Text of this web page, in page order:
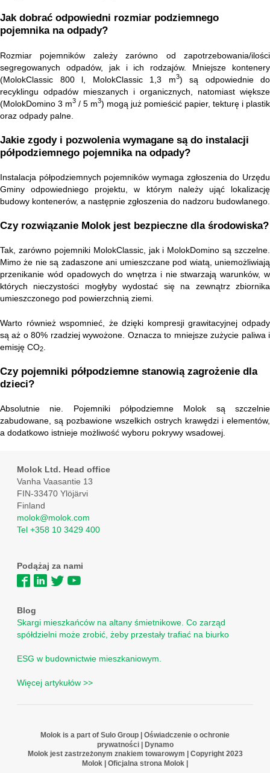
Jak dobrać odpowiedni rozmiar podziemnego
pojemnika na odpady?
Rozmiar pojemników zależy zarówno od zapotrzebowania/ilości
segregowanych odpadów, jak i ich rodzajów. Mniejsze kontenery
(MolokClassic 800 l, MolokClassic 1,3 m3) są odpowiednie do
recyklingu odpadów mieszanych i organicznych, natomiast większe
(MolokDomino 3 m3 / 5 m3) mogą już pomieścić papier, tekturę i plastik
oraz odpady palne.
Jakie zgody i pozwolenia wymagane są do instalacji
półpodziemnego pojemnika na odpady?
Instalacja półpodziemnych pojemników wymaga zgłoszenia do Urzędu
Gminy odpowiedniego projektu, w którym należy ująć lokalizację
budowy kontenerów, a następnie zgłoszenia do nadzoru budowlanego.
Czy rozwiązanie Molok jest bezpieczne dla środowiska?
Tak, zarówno pojemniki MolokClassic, jak i MolokDomino są szczelne.
Mimo że nie są zadaszone ani umieszczane pod wiatą, uniemożliwiają
przenikanie wód opadowych do wnętrza i nie stwarzają warunków, w
których nieczystości mogłyby wydostać się na zewnątrz zbiornika
umieszczonego pod powierzchnią ziemi.
Warto również wspomnieć, że dzięki kompresji grawitacyjnej odpady
są aż o 80% rzadziej wywożone. Oznacza to mniejsze zużycie paliwa i
emisję CO2
Czy pojemniki półpodziemne stanowią zagrożenie dla
dzieci?
Absolutnie nie. Pojemniki półpodziemne Molok są szczelnie
zabudowane, są pozbawione wszelkich ostrych krawędzi i elementów,
a dodatkowo istnieje możliwość wyboru pokrywy wsadowej.
Molok Ltd. Head office
Vanha Vaasantie 13
FIN-33470 Ylöjärvi
Finland
molok@molok.com
Tel +358 10 3429 400
Podążaj za nami
Blog
Skargi mieszkańców na altany śmietnikowe. Co zarząd
spółdzielni może zrobić, żeby przestały trafiać na biurko
ESG w budownictwie mieszkaniowym.
Więcej artykułów >>
Molok is a part of Sulo Group
Oświadczenie o ochronie
prywatności|
Dynamo
Molok jest zastrzeżonym znakiem towarowym | Copyright 2023
Molok | Oficjalna strona Molok |